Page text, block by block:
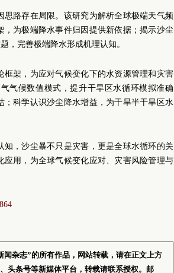
路存在局限。该研究为解析全球极端天气频
为极端降水事件归因提供新依据；揭示沙尘
，完善极端降水形成机理认知。
架，为应对气候变化下的水资源管理和灾害
气候数值模式，提升干旱区水循环模拟准确
科学认识沙尘降水增益，为干旱半干旱区水
，沙尘暴不只是灾害，更是全球水循环的关
用，为全球气候变化应对、灾害风险管理与
杂志”的所有作品，网站转载，请在正文上方
头条号等新媒体平台，转载请联系授权。邮